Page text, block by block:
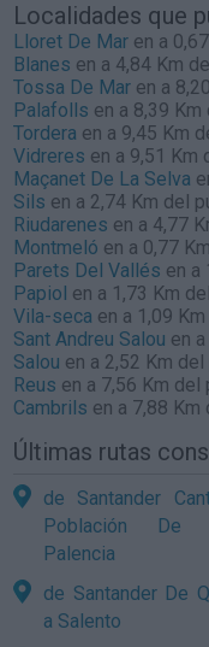
Localidades que
Lloret De Mar en a
Blanes en a 4,84 Km
Tossa De Mar en a
Palafolls en a 8,39
Tordera en a 9,45 Km
Vidreres en a 9,51 Km
Maçanet De La Selva
Sils en a 2,74 Km del
Riudarenes en a 4,77
Montmeló en a 0,77
Parets Del Vallés en a
Papiol en a 1,73 Km
Vila-seca en a 1,09
Sant Andreu Salou en
Salou en a 2,52 Km
Reus en a 7,56 Km del
Cambrils en a 7,88
Últimas rutas
de Santander
Población De
Palencia
de Santander De
a Salento